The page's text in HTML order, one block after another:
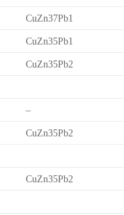
CuZn37Pb1
CuZn35Pb1
CuZn35Pb2
–
CuZn35Pb2
CuZn35Pb2